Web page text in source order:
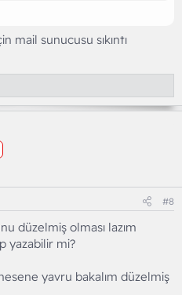
mail sunucusu sıkıntı
#8
düzelmiş olması lazım
yazabilir mi?
yavru bakalım düzelmiş